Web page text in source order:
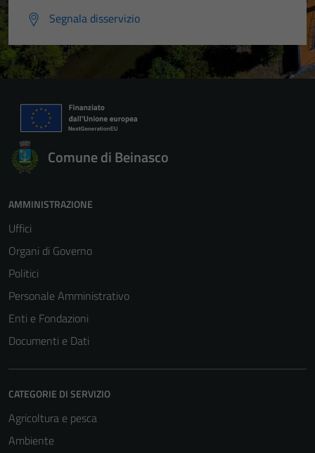
Segnala disservizio
Comune di Beinasco
AMMINISTRAZIONE
Uffici
Organi di Governo
Politici
Personale Amministrativo
Enti e Fondazioni
Documenti e Dati
CATEGORIE DI SERVIZIO
Agricoltura e pesca
Ambiente